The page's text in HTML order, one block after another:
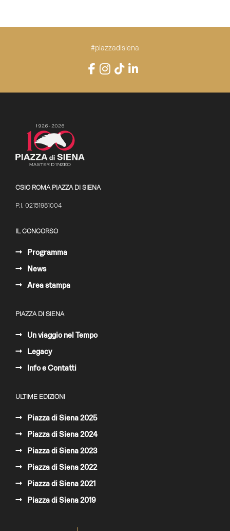
#piazzadisiena
Facebook
Instagram
TikTokLinkedIn
CSIO ROMA PIAZZA DI SIENA
P.I. 02151981004
IL CONCORSO
Programma
News
Area stampa
PIAZZA DI SIENA
Un viaggio nel Tempo
Legacy
Info e Contatti
ULTIME EDIZIONI
Piazza di Siena 2025
Piazza di Siena 2024
Piazza di Siena 2023
Piazza di Siena 2022
Piazza di Siena 2021
Piazza di Siena 2019